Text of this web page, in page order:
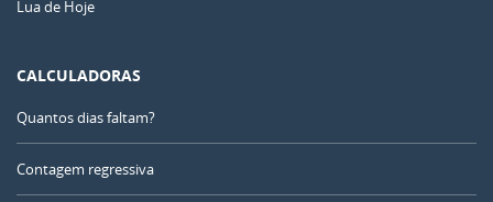
Lua de Hoje
CALCULADORAS
Quantos dias faltam?
Contagem regressiva